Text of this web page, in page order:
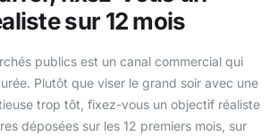
sur 12 mois
publics est un canal commercial qui
Plutôt que viser le grand soir avec une
trop tôt, fixez-vous un objectif réaliste
déposées sur les 12 premiers mois, sur